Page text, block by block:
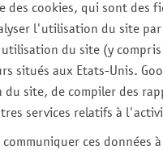
des cookies, qui sont des
l'utilisation du site
du site (y
situés aux Etats-Unis.
site, de compiler des
services relatifs à
communiquer ces